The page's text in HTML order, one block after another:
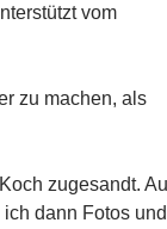
vom
zu machen, als
zugesandt.
ich dann Fotos und